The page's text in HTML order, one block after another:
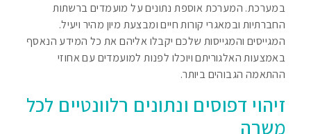
במערכת. המערכת אוספת נתונים על מועמדים ברשתות
החברתיות ובמאגרי קורות חיים ומבצעת מיון מהיר ויעיל.
המגייסים והמגייסות שלכם יקבלו אליהם את כל המידע הנאסף
באמצעות האלגוריתם ויוכלו לפנות למועמדים עם אחוזי
ההתאמה הגבוהים ביותר.
זיהוי דפוסים ונתונים רלוונטיים לכל
משרה